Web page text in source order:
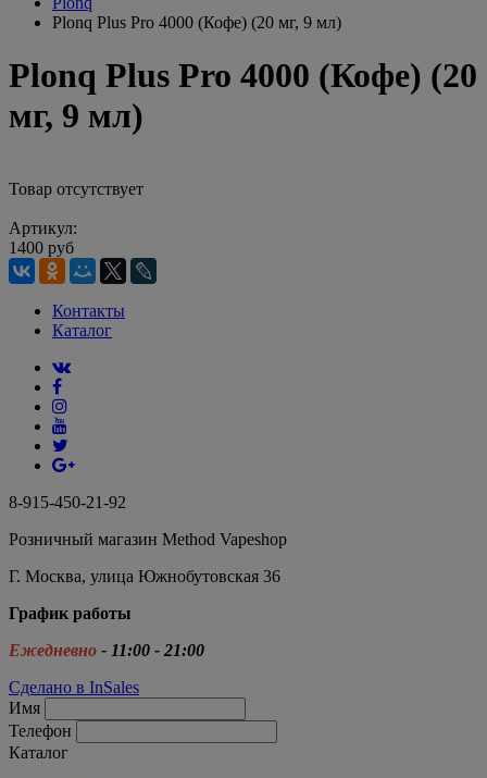
Plonq Plus Pro 4000 (Кофе) (20 мг, 9 мл)
Plonq Plus Pro 4000 (Кофе) (20
мг, 9 мл)
Товар отсутствует
Артикул:
1400 руб
Контакты
Каталог
8-915-450-21-92
Розничный магазин Method Vapeshop
Г. Москва, улица Южнобутовская 36
График работы
Ежедневно - 11:00 - 21:00
Сделано в InSales
Имя
Телефон
Каталог